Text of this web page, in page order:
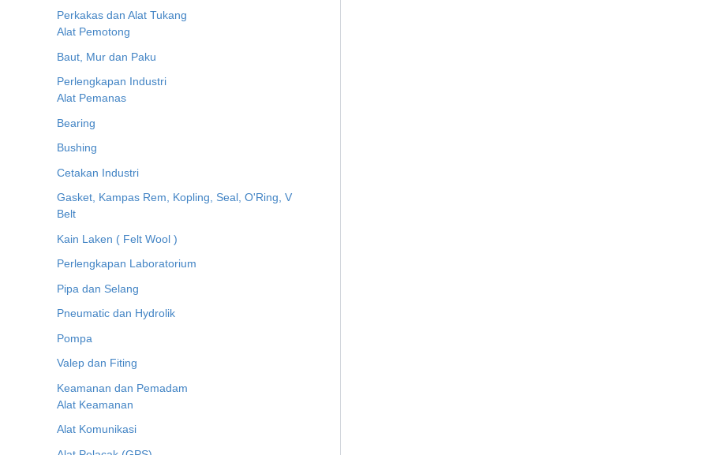
Perkakas dan Alat Tukang
Alat Pemotong
Baut, Mur dan Paku
Perlengkapan Industri
Alat Pemanas
Bearing
Bushing
Cetakan Industri
Gasket, Kampas Rem, Kopling, Seal, O'Ring, V
Belt
Kain Laken ( Felt Wool )
Perlengkapan Laboratorium
Pipa dan Selang
Pneumatic dan Hydrolik
Pompa
Valep dan Fiting
Keamanan dan Pemadam
Alat Keamanan
Alat Komunikasi